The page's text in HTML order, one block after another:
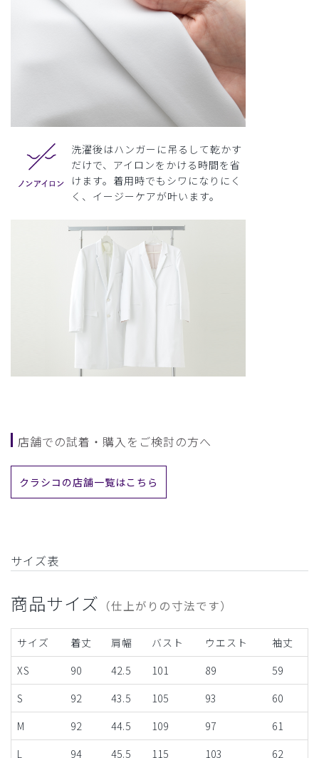
洗濯後はハンガーに吊るして乾かす
だけで、アイロンをかける時間を省
けます。着用時でもシワになりにく
く、イージーケアが叶います。
店舗での試着・購入をご検討の方へ
クラシコの店舗一覧はこちら
サイズ表
商品サイズ （仕上がりの寸法です）
サイズ 着丈 肩幅 バスト ウエスト
袖丈
XS
90 42.5 101 89
59
S
92 43.5 105 93
60
M
92 44.5 109 97
61
L
94 45.5 115 103 62